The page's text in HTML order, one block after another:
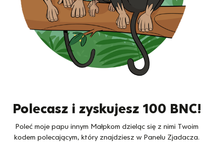
Polecasz i zyskujesz 100 BNC!
Poleć moje papu innym Małpkom dzieląc się z nimi Twoim
kodem polecającym, który znajdziesz w Panelu Zjadacza.